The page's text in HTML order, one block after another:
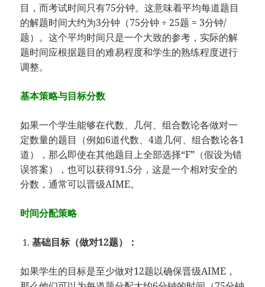
目，而考试时间只有75分钟。这意味着平均每道题目
的解题时间大约为3分钟（75分钟 ÷ 25题 = 3分钟/
题）。这个平均时间只是一个大致的参考，实际的解
题时间应根据题目的难易程度和学生的熟练程度进行
调整。
基本策略与目标分数
如果一个学生能够在代数、几何、组合数论各做对一
定数量的题目（例如6道代数、4道几何、组合数论各1
道），那么即使在其他题目上全部选择“F”（假设为错
误答案），也可以获得91.5分，这是一个相对安全的
分数，通常可以晋级AIME。
时间分配策略
基础目标（做对12题）：
如果学生的目标是至少做对12题以确保晋级AIME，